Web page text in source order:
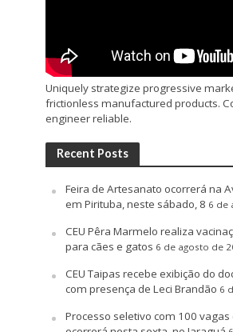
Uniquely strategize progressive
frictionless manufactured products.
engineer reliable.
Recent Posts
Feira de Artesanato ocorrerá na
em Pirituba, neste sábado, 8 6 de
CEU Pêra Marmelo realiza
para cães e gatos 6 de agosto de
CEU Taipas recebe exibição do
com presença de Leci Brandão 6
Processo seletivo com 100